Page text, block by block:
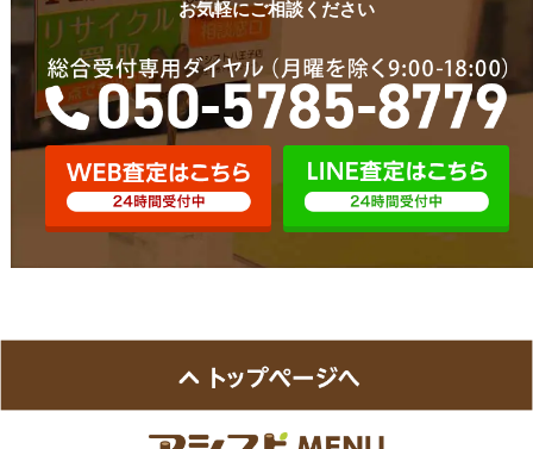
お気軽にご相談ください